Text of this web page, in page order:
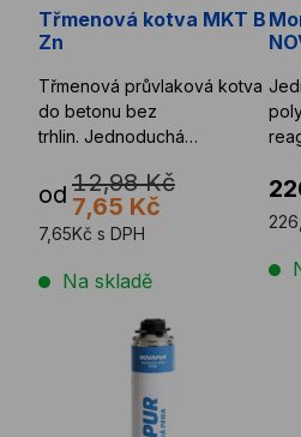
Třmenová kotva MKT B
Zn
Třmenová průvlaková kotva
do betonu bez
trhlin. Jednoduchá
Průměr kotvy ...
od 12,98 Kč
7,65 Kč
7,65Kč s DPH
Na skladě
Montážní PU pěna